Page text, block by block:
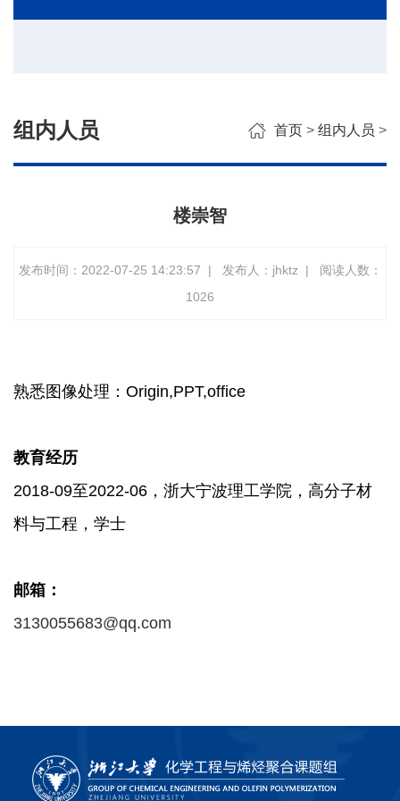
组内人员 首页 > 组内人员 >
楼崇智
发布时间：2022-07-25 14:23:57 | 发布人：jhktz | 阅读人数：
1026
熟悉图像处理：Origin,PPT,office
教育经历
2018-09至2022-06，浙大宁波理工学院，高分子材
料与工程，学士
邮箱：
3130055683@qq.com